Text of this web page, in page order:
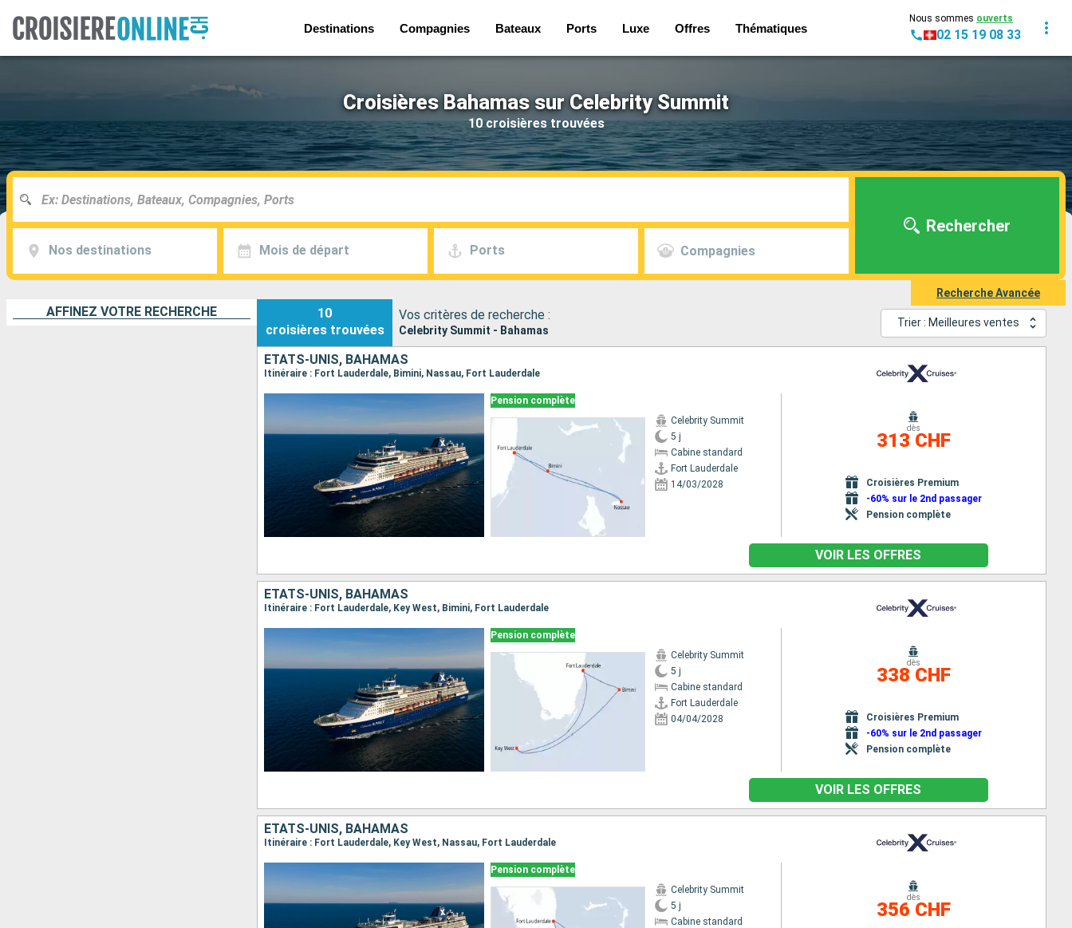
Destinations Compagnies Bateaux Ports Luxe Offres Thématiques
Nous sommes ouverts
02 15 19 08 33
Croisières Bahamas sur Celebrity Summit
10 croisières trouvées
Nos destinations Mois de départ Ports Compagnies
Rechercher
Recherche Avancée
AFFINEZ VOTRE RECHERCHE
10
croisières trouvées
Vos critères de recherche :
Celebrity Summit - Bahamas
Trier : Meilleures ventes
ÉTATS-UNIS, BAHAMAS
Itinéraire : Fort Lauderdale, Bimini, Nassau, Fort Lauderdale
Pension complète
Celebrity Summit
5 j
Cabine standard
Fort Lauderdale
14/03/2028
dès
313 CHF
Croisières Premium
-60% sur le 2nd passager
Pension complète
VOIR LES OFFRES
ÉTATS-UNIS, BAHAMAS
Itinéraire : Fort Lauderdale, Key West, Bimini, Fort Lauderdale
Pension complète
Celebrity Summit
5 j
Cabine standard
Fort Lauderdale
04/04/2028
dès
338 CHF
Croisières Premium
-60% sur le 2nd passager
Pension complète
VOIR LES OFFRES
ÉTATS-UNIS, BAHAMAS
Itinéraire : Fort Lauderdale, Key West, Nassau, Fort Lauderdale
Pension complète
Celebrity Summit
5 j
Cabine standard
dès
356 CHF